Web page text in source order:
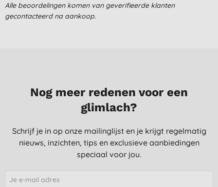
Alle beoordelingen komen van geverifieerde klanten
gecontacteerd na aankoop.
Nog meer redenen voor een
glimlach?
Schrijf je in op onze mailinglijst en je krijgt regelmatig
nieuws, inzichten, tips en exclusieve aanbiedingen
speciaal voor jou.